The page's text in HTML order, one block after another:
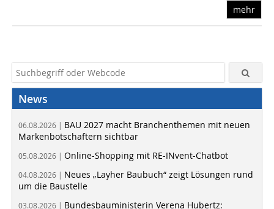
mehr
News
06.08.2026 | BAU 2027 macht Branchenthemen mit neuen
Markenbotschaftern sichtbar
05.08.2026 | Online-Shopping mit RE-INvent-Chatbot
04.08.2026 | Neues „Layher Baubuch“ zeigt Lösungen rund
um die Baustelle
03.08.2026 | Bundesbauministerin Verena Hubertz: